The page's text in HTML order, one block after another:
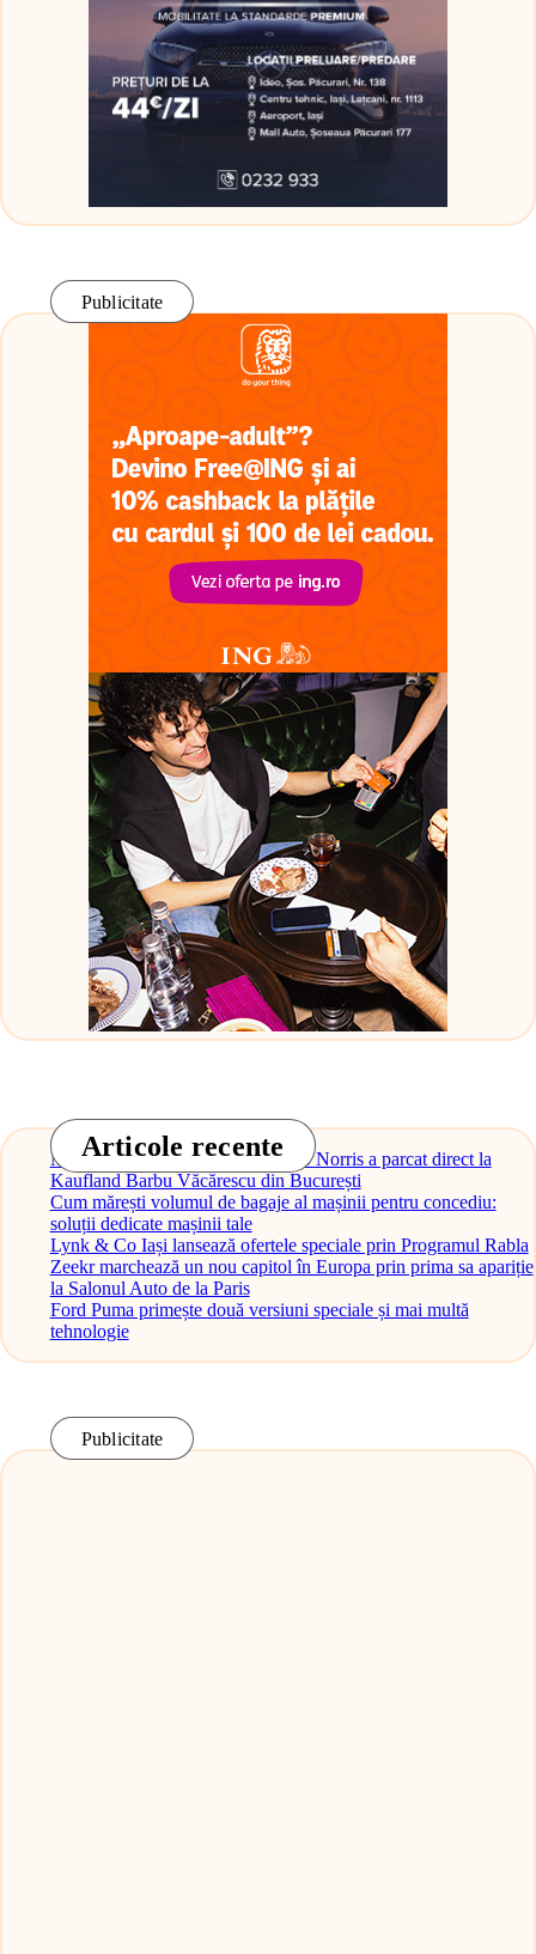
Publicitate
Articole recente
Monopostul McLaren al lui Lando Norris a parcat direct la
Kaufland Barbu Văcărescu din București
Cum mărești volumul de bagaje al mașinii pentru concediu:
soluții dedicate mașinii tale
Lynk & Co Iași lansează ofertele speciale prin Programul Rabla
Zeekr marchează un nou capitol în Europa prin prima sa apariție
la Salonul Auto de la Paris
Ford Puma primește două versiuni speciale și mai multă
tehnologie
Publicitate